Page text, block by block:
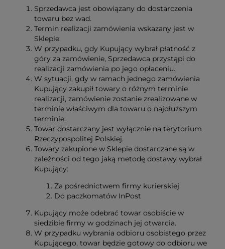
Sprzedawca jest obowiązany do dostarczenia
towaru bez wad.
Termin realizacji zamówienia wskazany jest w
Sklepie.
W przypadku, gdy Kupujący wybrał płatność z
góry za zamówienie, Sprzedawca przystąpi do
realizacji zamówienia po jego opłaceniu.
W sytuacji, gdy w ramach jednego zamówienia
Kupujący zakupił towary o różnym terminie
realizacji, zamówienie zostanie zrealizowane w
terminie właściwym dla towaru o najdłuższym
terminie.
Towar dostarczany jest wyłącznie na terytorium
Rzeczypospolitej Polskiej.
Towary zakupione w Sklepie dostarczane są w
zależności od tego jaką metodę dostawy wybrał
Kupujący:
Za pośrednictwem firmy kurierskiej
Do paczkomatów InPost
Kupujący może odebrać towar osobiście w
siedzibie firmy w godzinach jej otwarcia.
W przypadku wybrania odbioru osobistego przez
Kupującego, towar będzie gotowy do odbioru we